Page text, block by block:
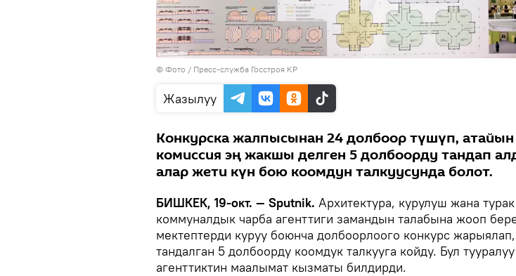
© Фото / Пресс-служба Госстроя КР
Жазылуу
Конкурска жалпысынан 24 долбоор түшүп, атайын
комиссия эң жакшы делген 5 долбоорду тандап
алар жети күн бою коомдун талкуусунда болот.
БИШКЕК, 19-окт. — Sputnik. Архитектура, курулуш жана
коммуналдык чарба агенттиги замандын талабына жооп
мектептерди куруу боюнча долбоорлоого конкурс
тандалган 5 долбоорду коомдук талкууга койду. Бул тууралуу
агенттиктин маалымат кызматы билдирди.